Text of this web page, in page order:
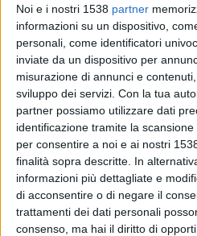
Noi e i nostri 1538 partner
informazioni su un dispositivo,
personali, come identificatori
inviate da un dispositivo per
misurazione di annunci e
sviluppo dei servizi. Con la tua
partner possiamo utilizzare dati
identificazione tramite la
per consentire a noi e ai nostri
finalità sopra descritte. In
informazioni più dettagliate e
di acconsentire o di negare il
trattamenti dei dati personali
consenso, ma hai il diritto di
Giansante.
A Domenico Di Matteo,
presentarsi ai lettori: “Ho
prima di realizzare che,
semplice hobby da praticare
diventare la parte
Fin da piccolo ero interessato
forme espressive, ma le